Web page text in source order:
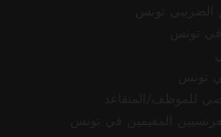
الضريبي تونس
تونس
تونس
للموظف/المتقاعد
المقيمين في تونس